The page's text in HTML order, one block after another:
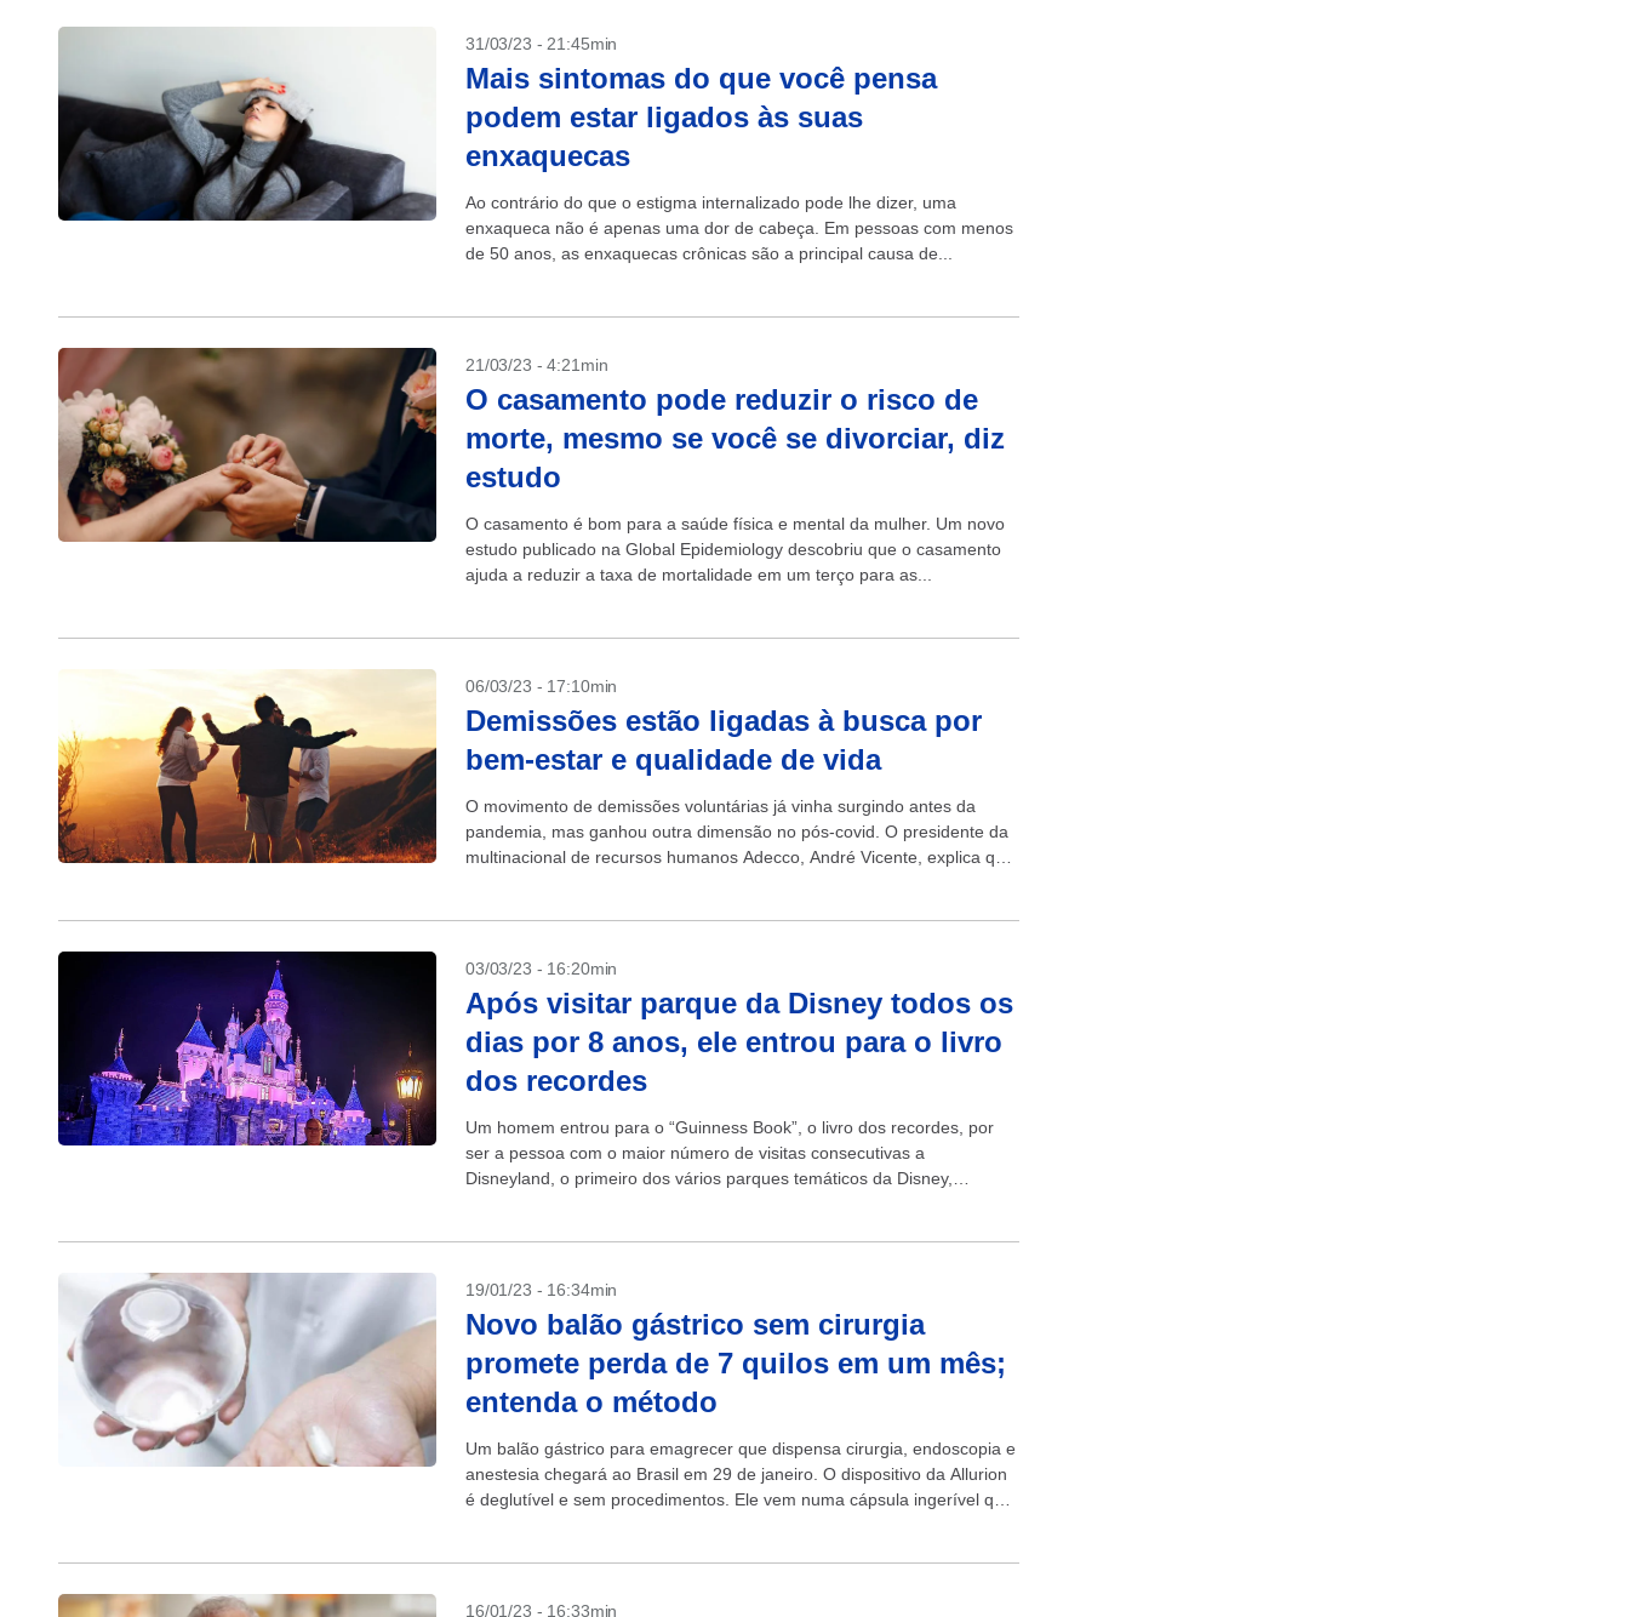
31/03/23 - 21:45min
Mais sintomas do que você pensa
podem estar ligados às suas
enxaquecas
Ao contrário do que o estigma internalizado pode lhe dizer, uma
enxaqueca não é apenas uma dor de cabeça. Em pessoas com menos
de 50 anos, as enxaquecas crônicas são a principal causa de...
21/03/23 - 4:21min
O casamento pode reduzir o risco de
morte, mesmo se você se divorciar, diz
estudo
O casamento é bom para a saúde física e mental da mulher. Um novo
estudo publicado na Global Epidemiology descobriu que o casamento
ajuda a reduzir a taxa de mortalidade em um terço para as...
06/03/23 - 17:10min
Demissões estão ligadas à busca por
bem-estar e qualidade de vida
O movimento de demissões voluntárias já vinha surgindo antes da
pandemia, mas ganhou outra dimensão no pós-covid. O presidente da
multinacional de recursos humanos Adecco, André Vicente, explica que
03/03/23 - 16:20min
Após visitar parque da Disney todos os
dias por 8 anos, ele entrou para o livro
dos recordes
Um homem entrou para o “Guinness Book”, o livro dos recordes, por
ser a pessoa com o maior número de visitas consecutivas a
Disneyland, o primeiro dos vários parques temáticos da Disney,
19/01/23 - 16:34min
Novo balão gástrico sem cirurgia
promete perda de 7 quilos em um mês;
entenda o método
Um balão gástrico para emagrecer que dispensa cirurgia, endoscopia e
anestesia chegará ao Brasil em 29 de janeiro. O dispositivo da Allurion
é deglutível e sem procedimentos. Ele vem numa cápsula ingerível que
16/01/23 - 16:33min